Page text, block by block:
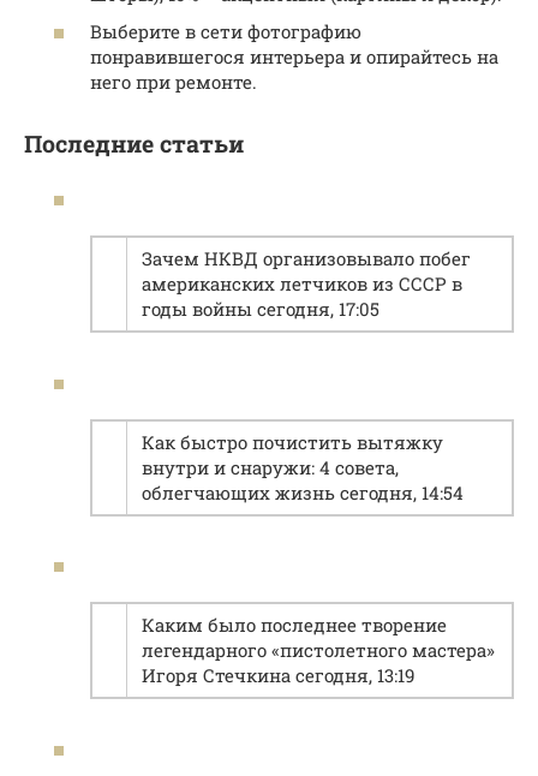
Выберите в сети фотографию
понравившегося интерьера и опирайтесь на
него при ремонте.
Последние статьи
Зачем НКВД организовывало побег
американских летчиков из СССР в
годы войны сегодня, 17:05
Как быстро почистить вытяжку
внутри и снаружи: 4 совета,
облегчающих жизнь сегодня, 14:54
Каким было последнее творение
легендарного «пистолетного мастера»
Игоря Стечкина сегодня, 13:19